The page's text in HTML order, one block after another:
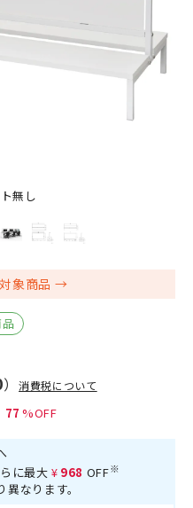
無し
象商品
）消費税について
77
に最大 ¥968 OFF※
なります。